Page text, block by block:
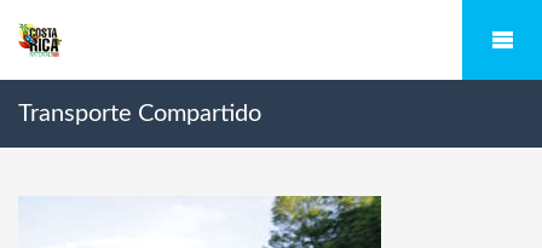
Transporte Compartido